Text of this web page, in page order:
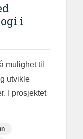
i
mulighet til
utvikle
I prosjektet